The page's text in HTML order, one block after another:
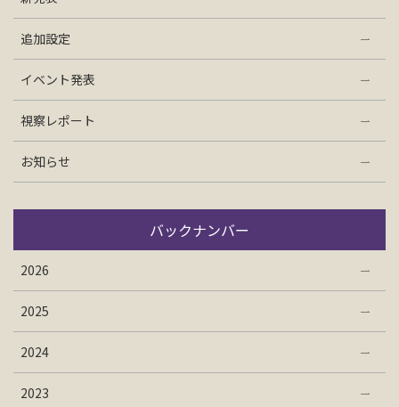
電話にてお問い合わせ
検索
追加設定
イベント発表
視察レポート
お知らせ
バックナンバー
2026
2025
2024
2023